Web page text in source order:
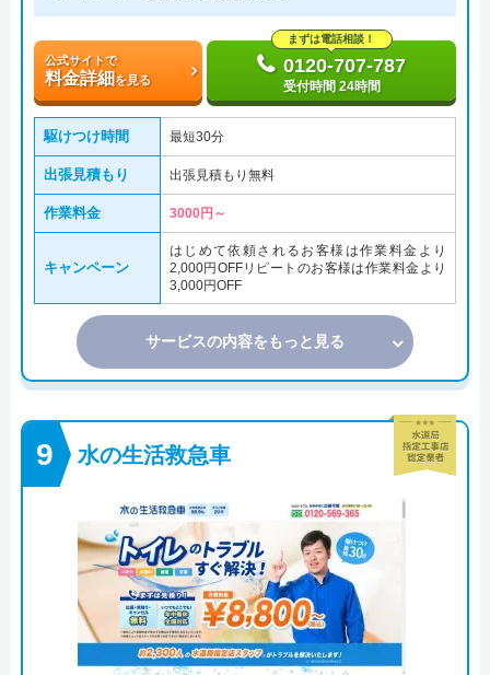
公式サイトで
料金詳細を見る
まずは電話相談！
0120-707-787
受付時間 24時間
駆けつけ時間 最短30分
出張見積もり 出張見積もり無料
作業料金 3000円～
キャンペーン
はじめて依頼されるお客様は作業料金より
2,000円OFFリピートのお客様は作業料金より
3,000円OFF
サービスの内容をもっと見る
水の生活救急車